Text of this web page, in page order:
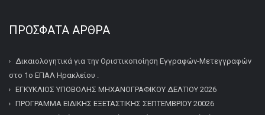
ΠΡΌΣΦΑΤΑ ΆΡΘΡΑ
Δικαιολογητικά για την Οριστικοποίηση Εγγραφών-Μετεγγραφών
στο 1ο ΕΠΑΛ Ηρακλείου .
ΕΓΚΥΚΛΙΟΣ ΥΠΟΒΟΛΗΣ ΜΗΧΑΝΟΓΡΑΦΙΚΟΥ ΔΕΛΤΙΟΥ 2026
ΠΡΟΓΡΑΜΜΑ ΕΙΔΙΚΗΣ ΕΞΕΤΑΣΤΙΚΗΣ ΣΕΠΤΕΜΒΡΙΟΥ 20026